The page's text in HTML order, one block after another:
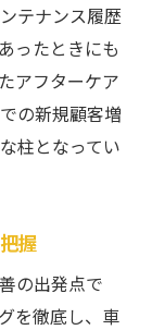
テナンス履歴
ったときにも
アフターケア
の新規顧客増
柱となってい
握
の出発点で
を徹底し、車